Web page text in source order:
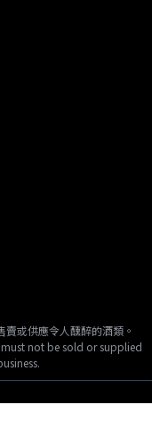
或供應令人醺醉的酒類。
not be sold or supplied
Company Limited, All